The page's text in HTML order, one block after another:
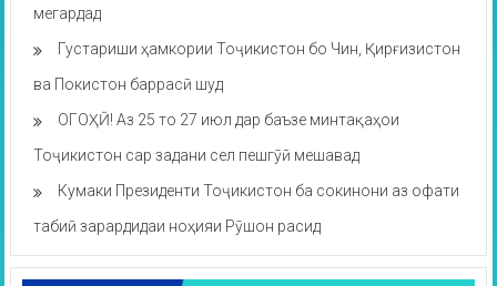
мегардад
Густариши ҳамкории Тоҷикистон бо Чин, Қирғизистон
ва Покистон баррасӣ шуд
ОГОҲӢ! Аз 25 то 27 июл дар баъзе минтақаҳои
Тоҷикистон сар задани сел пешгӯӣ мешавад
Кумаки Президенти Тоҷикистон ба сокинони аз офати
табиӣ зарардидаи ноҳияи Рӯшон расид